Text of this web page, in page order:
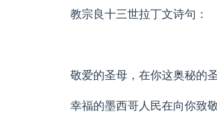
教宗良十三世拉丁文诗句：
敬爱的圣母，在你这奥秘的
幸福的墨西哥人民在向你致敬